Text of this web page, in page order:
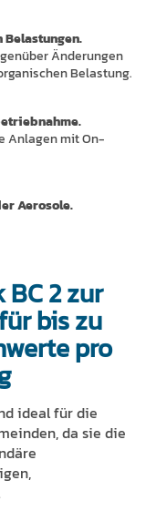
Änderungen
Belastung.
Anlagen mit On-
Aerosole.
2 zur
bis zu
pro
ideal für die
da sie die